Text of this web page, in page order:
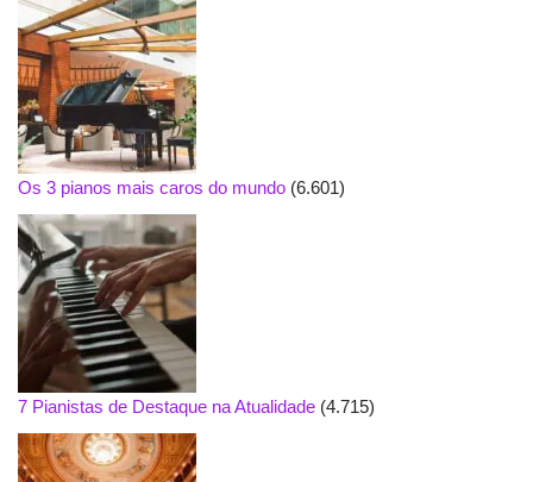
Os 3 pianos mais caros do mundo (6.601)
7 Pianistas de Destaque na Atualidade (4.715)